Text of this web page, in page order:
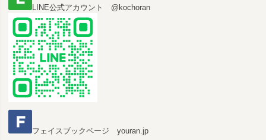
LINE公式アカウント @kochoran
フェイスブックページ youran.jp